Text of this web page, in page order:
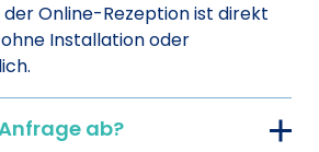
der Online-Rezeption ist direkt
Installation oder
ab?